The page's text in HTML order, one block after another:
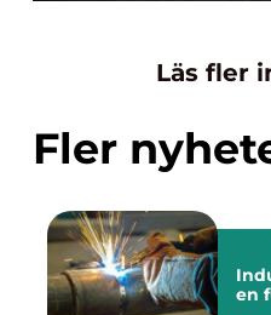
Läs fler
Fler
en